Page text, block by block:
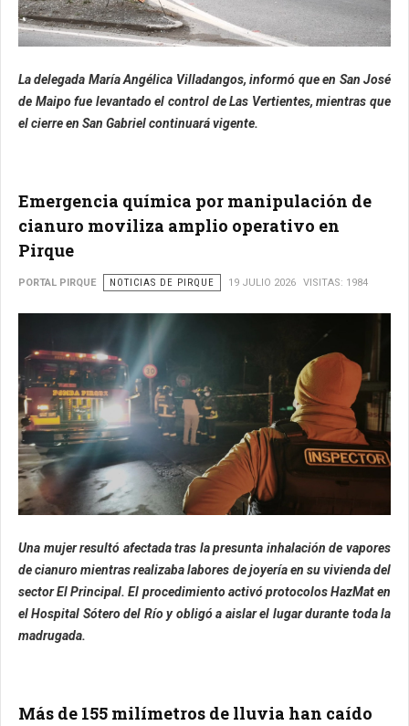
La delegada María Angélica Villadangos, informó que en San José
de Maipo fue levantado el control de Las Vertientes, mientras que
el cierre en San Gabriel continuará vigente.
Emergencia química por manipulación de
cianuro moviliza amplio operativo en
Pirque
PORTAL PIRQUE NOTICIAS DE PIRQUE 19 JULIO 2026 VISITAS: 1984
Una mujer resultó afectada tras la presunta inhalación de vapores
de cianuro mientras realizaba labores de joyería en su vivienda del
sector El Principal. El procedimiento activó protocolos HazMat en
el Hospital Sótero del Río y obligó a aislar el lugar durante toda la
madrugada.
Más de 155 milímetros de lluvia han caído